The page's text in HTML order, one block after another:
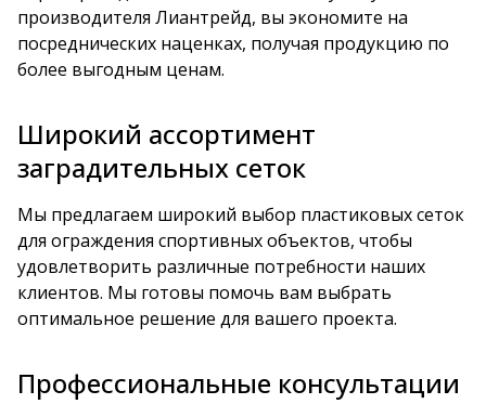
производителя Лиантрейд, вы экономите на
посреднических наценках, получая продукцию по
более выгодным ценам.
Широкий ассортимент
заградительных сеток
Мы предлагаем широкий выбор пластиковых сеток
для ограждения спортивных объектов, чтобы
удовлетворить различные потребности наших
клиентов. Мы готовы помочь вам выбрать
оптимальное решение для вашего проекта.
Профессиональные консультации